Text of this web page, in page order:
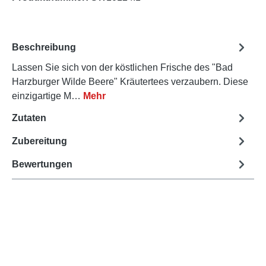
Beschreibung
Lassen Sie sich von der köstlichen Frische des "Bad
Harzburger Wilde Beere" Kräutertees verzaubern. Diese
einzigartige M… Mehr
Zutaten
Zubereitung
Bewertungen